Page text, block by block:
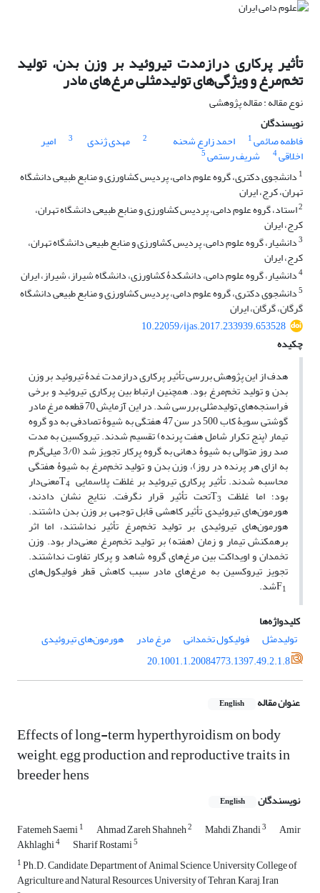
تأثیر پرکاری درازمدت تیروئید بر وزن بدن، تولید
تخم‌مرغ و ویژگی‌های تولید‌مثلی مرغ‌های مادر
نوع مقاله : مقاله پژوهشی
نویسندگان
فاطمه صائمی1 احمد زارع شحنه 2 مهدی ژندی 3 امیر
اخلاقی4 شریف رستمی5
1 دانشجوی دکتری، گروه علوم دامی، پردیس کشاورزی و منابع طبیعی دانشگاه
تهران، کرج، ایران
2استاد، گروه علوم دامی، پردیس کشاورزی و منابع طبیعی دانشگاه تهران،
کرج، ایران
3دانشیار، گروه علوم دامی، پردیس کشاورزی و منابع طبیعی دانشگاه تهران،
کرج، ایران
4دانشیار، گروه علوم دامی، دانشکدۀ کشاورزی، دانشگاه شیراز، شیراز، ایران
5دانشجوی دکتری، گروه علوم دامی، پردیس کشاورزی و منابع طبیعی دانشگاه
گرگان، گرگان، ایران
10.22059/ijas.2017.233939.653528
چکیده
هدف از این پژوهش بررسی تأثیر پرکاری درازمدت غدۀ تیروئید بر وزن
بدن و تولید تخم‌مرغ بود. همچنین ارتباط بین پرکاری تیروئید و برخی
فراسنجه‌های تولید‌مثلی بررسی شد. در این آزمایش 70 قطعه مرغ مادر
گوشتی سویۀ کاب 500 در سن 47 هفتگی به شیوۀ تصادفی به دو گروه
تیمار (پنج تکرار شامل هفت پرنده) تقسیم شدند. تیروکسین به مدت
صد روز متوالی به شیوۀ دهانی به گروه پرکار تجویز شد (3/0 میلی‌گرم
به ازای هر پرنده در روز)، وزن بدن و تولید تخم‌مرغ به شیوۀ هفتگی
محاسبه شدند. تأثیر پرکاری تیروئید بر غلظت پلاسمایی T 4 معنی‌دار
بود؛ اما غلظت T 3 تحت تأثیر قرار نگرفت. نتایج نشان دادند،
هورمون‌های تیروئیدی تأثیر کاهشی قابل توجهی بر وزن بدن داشتند.
هورمون‌های تیروئیدی بر تولید تخم‌مرغ تأثیر نداشتند، اما اثر
برهمکنش تیمار و زمان (هفته) بر تولید تخم‌مرغ معنی‌دار بود. وزن
تخمدان و اویداکت بین مرغ‌های گروه شاهد و پرکار تفاوت نداشتند.
تجویز تیروکسین به مرغ‌های مادر سبب کاهش قطر فولیکول‌های
1 شد.
کلیدواژه‌ها
تولیدمثل
فولیکول تخمدانی مرغ مادر
هورمون‌های تیروئیدی
20.1001.1.20084773.1397.49.2.1.8
عنوان مقاله English
Effects of long-term hyperthyroidism on body
weight, egg production and reproductive traits in
breeder hens
نویسندگان English
Fatemeh Saemi1 Ahmad Zareh Shahneh2 Mahdi Zhandi3 Amir
Akhlaghi4 Sharif Rostami5
1Ph.D. Candidate, Department of Animal Science, University College of
Agriculture and Natural Resources, University of Tehran, Karaj, Iran